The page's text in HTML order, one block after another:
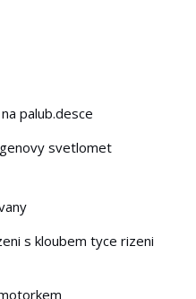
palub.desce
svetlomet
s kloubem tyce rizeni